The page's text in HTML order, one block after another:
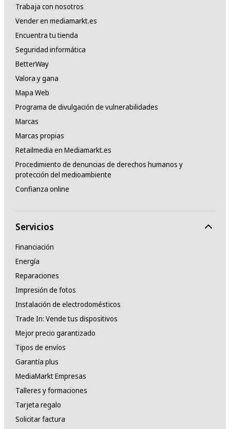
Trabaja con nosotros
Vender en mediamarkt.es
Encuentra tu tienda
Seguridad informática
BetterWay
Valora y gana
Mapa Web
Programa de divulgación de vulnerabilidades
Marcas
Marcas propias
Retailmedia en Mediamarkt.es
Procedimiento de denuncias de derechos humanos y
protección del medioambiente
Confianza online
Servicios
Financiación
Energía
Reparaciones
Impresión de fotos
Instalación de electrodomésticos
Trade In: Vende tus dispositivos
Mejor precio garantizado
Tipos de envíos
Garantía plus
MediaMarkt Empresas
Talleres y formaciones
Tarjeta regalo
Solicitar factura